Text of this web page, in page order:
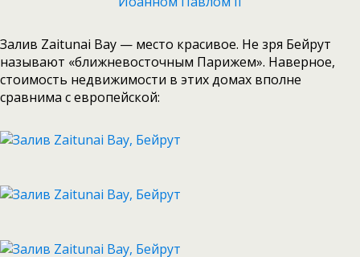
Залив Zaitunai Bay — место красивое. Не зря Бейрут
называют «ближневосточным Парижем». Наверное,
стоимость недвижимости в этих домах вполне
сравнима с европейской: